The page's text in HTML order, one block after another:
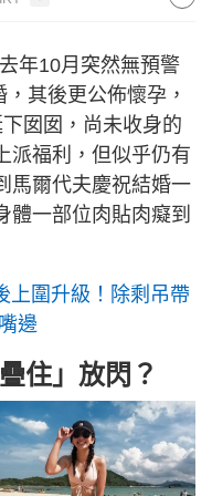
去年10月突然無預警
其後更公佈懷孕，
囡囡，尚未收身的
派福利，但似乎仍有
馬爾代夫慶祝結婚一
體一部位肉貼肉癡到
上圍升級！除剩吊帶
邊
住」放閃？